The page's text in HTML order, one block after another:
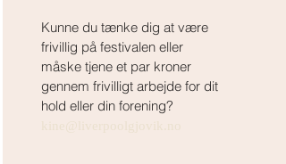
Kunne du tænke dig at være
frivillig på festivalen eller
måske tjene et par kroner
gennem frivilligt arbejde for dit
hold eller din forening?